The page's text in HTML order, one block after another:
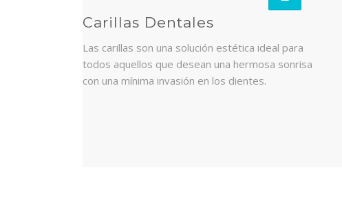
Carillas Dentales
Las carillas son una solución estética ideal para
todos aquellos que desean una hermosa sonrisa
con una mínima invasión en los dientes.